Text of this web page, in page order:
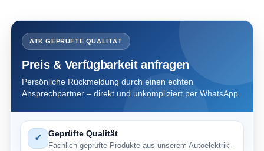
ATK GEPRÜFTE QUALITÄT
Preis & Verfügbarkeit anfragen
Persönliche Rückmeldung durch einen echten
Ansprechpartner – direkt und unkompliziert per WhatsApp.
✓ Geprüfte Qualität
Fachlich geprüfte Produkte aus unserem Autoelektrik-